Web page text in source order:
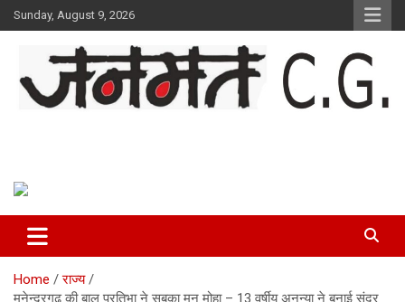
Skip
to
Sunday, August 9, 2026
Home
राज्य
मनेन्द्रगढ़ की बाल प्रतिभा ने सबका मन मोहा – 13 वर्षीय अनन्या ने बनाई सुंदर